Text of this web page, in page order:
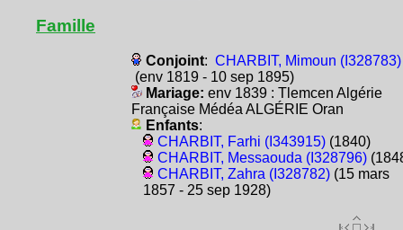
Famille
Conjoint: CHARBIT, Mimoun (I328783)
(env 1819 - 10 sep 1895)
Mariage: env 1839 : Tlemcen Algérie
Française Médéa ALGÉRIE Oran
Enfants:
CHARBIT, Farhi (I343915)(1840)
CHARBIT, Messaouda (I328796)
CHARBIT, Zahra (I328782)(15 mars
1857 - 25 sep 1928)